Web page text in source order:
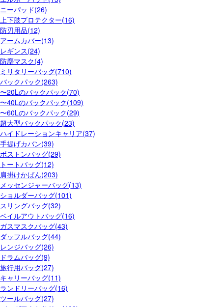
ニーパッド(26)
上下肢プロテクター(16)
防刃用品(12)
アームカバー(13)
レギンス(24)
防塵マスク(4)
ミリタリーバッグ(710)
バックパック(263)
〜20Lのバックパック(70)
〜40Lのバックパック(109)
〜60Lのバックパック(29)
超大型バックパック(23)
ハイドレーションキャリア(37)
手提げカバン(39)
ボストンバッグ(29)
トートバッグ(12)
肩掛けかばん(203)
メッセンジャーバッグ(13)
ショルダーバッグ(101)
スリングバッグ(32)
ベイルアウトバッグ(16)
ガスマスクバッグ(43)
ダッフルバッグ(44)
レンジバッグ(26)
ドラムバッグ(9)
旅行用バッグ(27)
キャリーバッグ(11)
ランドリーバッグ(16)
ツールバッグ(27)